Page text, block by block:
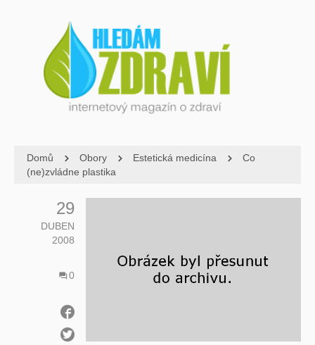
Domů Obory Estetická medicína
Co
(ne)zvládne plastika
29
DUBEN
2008
0